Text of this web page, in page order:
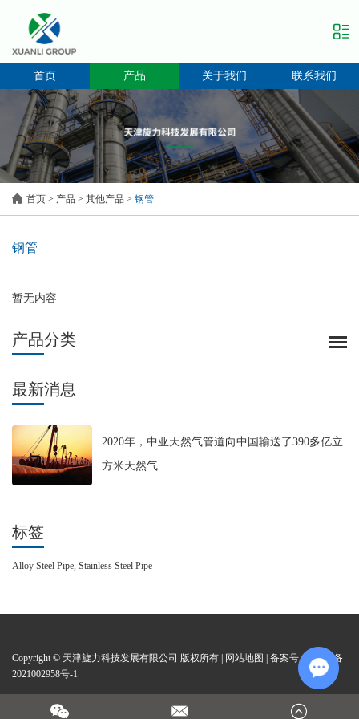
首页 产品 关于我们 联系我们
首页 > 产品 > 其他产品 > 钢管
钢管
暂无内容
产品分类
最新消息
2020年，中亚天然气管道向中国输送了390多亿立
方米天然气
标签
Alloy Steel Pipe, Stainless Steel Pipe
Copyright © 天津旋力科技发展有限公司 版权所有 | 网站地图 | 备案号：
津ICP备
2021002958号-1